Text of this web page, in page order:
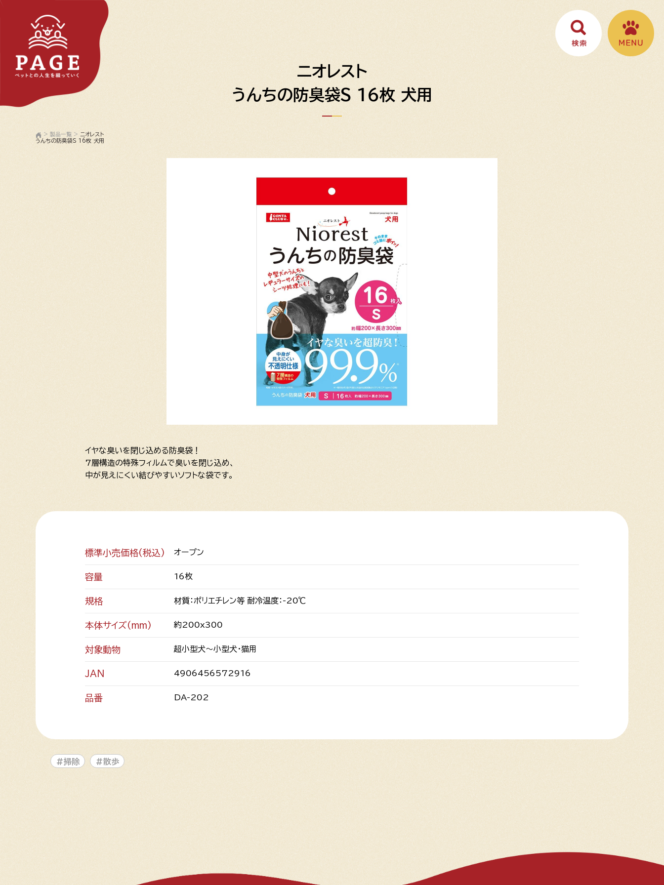
ニオレスト
うんちの防臭袋S 16枚 犬用
> 製品一覧 > ニオレスト
うんちの防臭袋S 16枚 犬用
イヤな臭いを閉じ込める防臭袋！
7層構造の特殊フィルムで臭いを閉じ込め、
中が見えにくい結びやすいソフトな袋です。
標準小売価格(税込) オープン
容量 16枚
規格 材質：ポリエチレン等 耐冷温度：-20℃
本体サイズ(mm) 約200x300
対象動物 超小型犬～小型犬・猫用
JAN 4906456572916
品番 DA-202
#掃除 #散歩